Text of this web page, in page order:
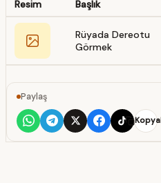
Resim Başlık
Rüyada Dereotu
Görmek
Paylaş